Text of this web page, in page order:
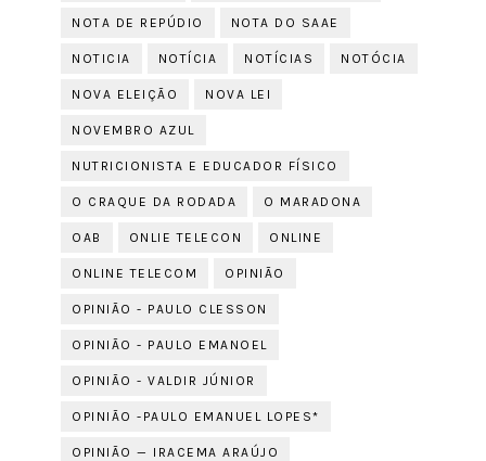
NOTA DE REPÚDIO NOTA DO SAAE
NOTICIA NOTÍCIA NOTÍCIAS NOTÓCIA
NOVA ELEIÇÃO NOVA LEI
NOVEMBRO AZUL
NUTRICIONISTA E EDUCADOR FÍSICO
O CRAQUE DA RODADA O MARADONA
OAB ONLIE TELECON ONLINE
ONLINE TELECOM OPINIÃO
OPINIÃO - PAULO CLESSON
OPINIÃO - PAULO EMANOEL
OPINIÃO - VALDIR JÚNIOR
OPINIÃO -PAULO EMANUEL LOPES*
OPINIÃO — IRACEMA ARAÚJO